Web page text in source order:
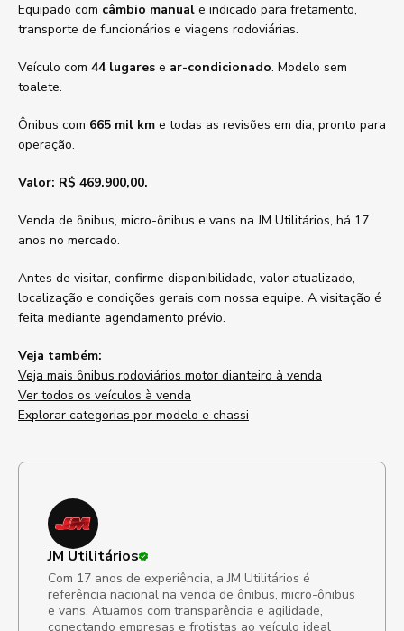
Equipado com câmbio manual e indicado para fretamento,
transporte de funcionários e viagens rodoviárias.
Veículo com 44 lugares e ar-condicionado. Modelo sem
toalete.
Ônibus com 665 mil km e todas as revisões em dia, pronto para
operação.
Valor: R$ 469.900,00.
Venda de ônibus, micro-ônibus e vans na JM Utilitários, há 17
anos no mercado.
Antes de visitar, confirme disponibilidade, valor atualizado,
localização e condições gerais com nossa equipe. A visitação é
feita mediante agendamento prévio.
Veja também:
Veja mais ônibus rodoviários motor dianteiro à venda
Ver todos os veículos à venda
Explorar categorias por modelo e chassi
JM Utilitários
Com 17 anos de experiência, a JM Utilitários é
referência nacional na venda de ônibus, micro-ônibus
e vans. Atuamos com transparência e agilidade,
conectando empresas e frotistas ao veículo ideal